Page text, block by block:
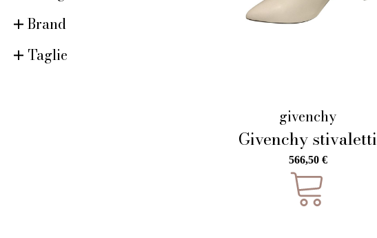
Brand
Taglie
givenchy
Givenchy stivaletti
566,50 €